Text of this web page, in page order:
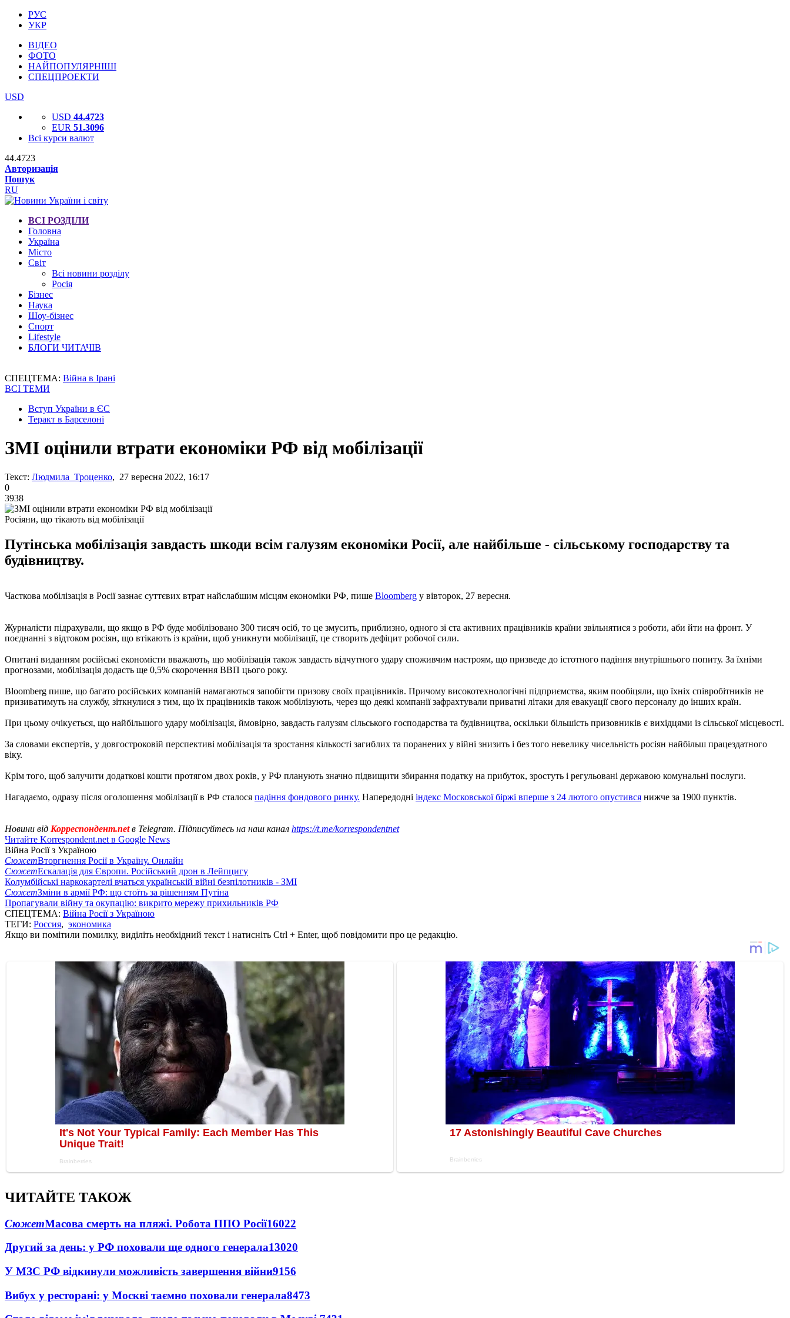
РУС
УКР
ВІДЕО
ФОТО
НАЙПОПУЛЯРНІШІ
СПЕЦПРОЕКТИ
USD
USD 44.4723
EUR 51.3096
Всі курси валют
44.4723
Авторизація
Пошук
RU
ВСІ РОЗДІЛИ
Головна
Україна
Місто
Світ
Всі новини розділу
Росія
Бізнес
Наука
Шоу-бізнес
Спорт
Lifestyle
БЛОГИ ЧИТАЧІВ
СПЕЦТЕМА: Війна в Ірані
ВСІ ТЕМИ
Вступ України в ЄС
Теракт в Барселоні
ЗМІ оцінили втрати економіки РФ від мобілізації
Текст: Людмила Троценко, 27 вересня 2022, 16:17
0
3938
Росіяни, що тікають від мобілізації
Путінська мобілізація завдасть шкоди всім галузям економіки Росії, але найбільше - сільському господарству та
будівництву.
Часткова мобілізація в Росії зазнає суттєвих втрат найслабшим місцям економіки РФ, пише Bloomberg у вівторок, 27 вересня.
Журналісти підрахували, що якщо в РФ буде мобілізовано 300 тисяч осіб, то це змусить, приблизно, одного зі ста активних працівників країни звільнятися з роботи, аби йти на фронт. У
поєднанні з відтоком росіян, що втікають із країни, щоб уникнути мобілізації, це створить дефіцит робочої сили.
Опитані виданням російські економісти вважають, що мобілізація також завдасть відчутного удару споживчим настроям, що призведе до істотного падіння внутрішнього попиту. За їхніми
прогнозами, мобілізація додасть ще 0,5% скорочення ВВП цього року.
Bloomberg пише, що багато російських компаній намагаються запобігти призову своїх працівників. Причому високотехнологічні підприємства, яким пообіцяли, що їхніх співробітників не
призиватимуть на службу, зіткнулися з тим, що їх працівників також мобілізують, через що деякі компанії зафрахтували приватні літаки для евакуації свого персоналу до інших країн.
При цьому очікується, що найбільшого удару мобілізація, ймовірно, завдасть галузям сільського господарства та будівництва, оскільки більшість призовників є вихідцями із сільської місцевості.
За словами експертів, у довгостроковій перспективі мобілізація та зростання кількості загиблих та поранених у війні знизить і без того невелику чисельність росіян найбільш працездатного
віку.
Крім того, щоб залучити додаткові кошти протягом двох років, у РФ планують значно підвищити збирання податку на прибуток, зростуть і регульовані державою комунальні послуги.
Нагадаємо, одразу після оголошення мобілізації в РФ сталося падіння фондового ринку. Напередодні індекс Московської біржі вперше з 24 лютого опустився нижче за 1900 пунктів.
Новини від Корреспондент.netв Telegram. Підписуйтесь на наш канал https://t.me/korrespondentnet
Читайте Korrespondent.net в Google News
Війна Росії з Україною
СюжетВторгнення Росії в Україну. Онлайн
СюжетЕскалація для Європи. Російський дрон в Лейпцигу
Колумбійські наркокартелі вчаться українській війні безпілотників - ЗМІ
СюжетЗміни в армії РФ: що стоїть за рішенням Путіна
Пропагували війну та окупацію: викрито мережу прихильників РФ
СПЕЦТЕМА: Війна Росії з Україною
ТЕГИ: Россия, экономика
Якщо ви помітили помилку, виділіть необхідний текст і натисніть Ctrl + Enter, щоб повідомити про це редакцію.
ЧИТАЙТЕ ТАКОЖ
СюжетМасова смерть на пляжі. Робота ППО Росії16022
Другий за день: у РФ поховали ще одного генерала13020
У МЗС РФ відкинули можливість завершення війни9156
Вибух у ресторані: у Москві таємно поховали генерала8473